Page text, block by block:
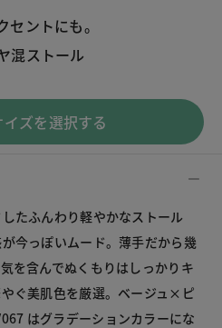
ントにも。
混ストール
ズを選択する
たふんわり軽やかなストール
今っぽいムード。薄手だから幾
を含んでぬくもりはしっかりキ
ぐ美肌色を厳選。ベージュ×ピ
はグラデーションカラーにな
X メール